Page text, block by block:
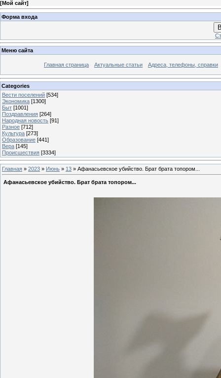
[Мой сайт]
Форма входа
Меню сайта
Главная страница Актуальные статьи Адреса, телефоны, справки
Categories
Вести поселений [534]
Экономика [1300]
Быт [1001]
Поздравления [264]
Народная новость [91]
Разное [712]
Культура [273]
Образование [441]
Вера [145]
Происшествия [3334]
Главная » 2023 » Июнь » 13 » Афанасьевское убийство. Брат брата топором...
Афанасьевское убийство. Брат брата топором...